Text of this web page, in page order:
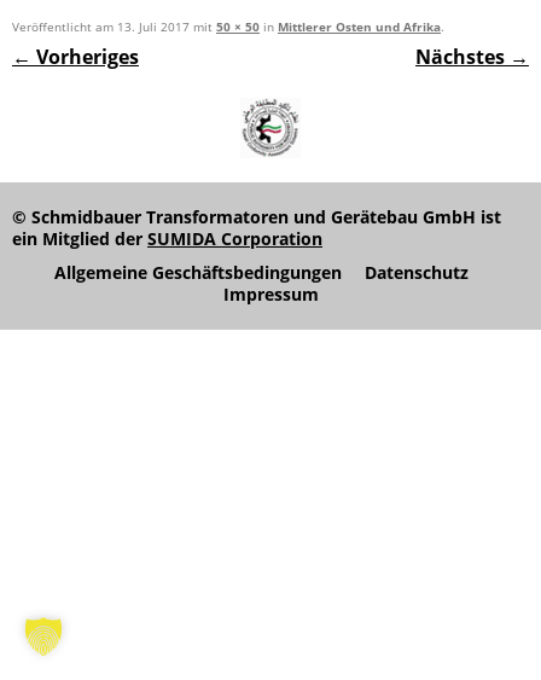
Veröffentlicht am 13. Juli 2017 mit 50 × 50 in Mittlerer Osten und Afrika.
← Vorheriges Nächstes →
© Schmidbauer Transformatoren und Gerätebau GmbH ist
ein Mitglied der SUMIDA Corporation
Allgemeine Geschäftsbedingungen
Datenschutz
Impressum